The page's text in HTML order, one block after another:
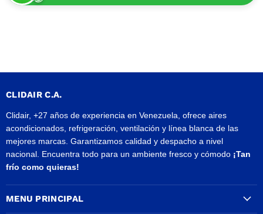
CLIDAIR C.A.
Clidair, +27 años de experiencia en Venezuela, ofrece aires
acondicionados, refrigeración, ventilación y línea blanca de las
mejores marcas. Garantizamos calidad y despacho a nivel
nacional. Encuentra todo para un ambiente fresco y cómodo ¡Tan
frío como quieras!
MENU PRINCIPAL